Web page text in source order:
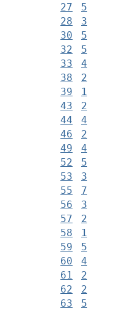
27
5
28
3
30
5
32
5
33
4
38
2
39
1
43
2
44
4
46
2
49
4
52
5
53
3
55
7
56
3
57
2
58
1
59
5
60
4
61
2
62
2
63
5